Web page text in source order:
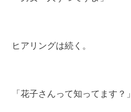
ヒアリングは続く。
「花子さんって知ってます？」